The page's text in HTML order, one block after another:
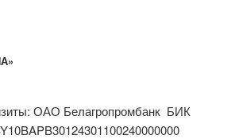
ОАО Белагропромбанк БИК